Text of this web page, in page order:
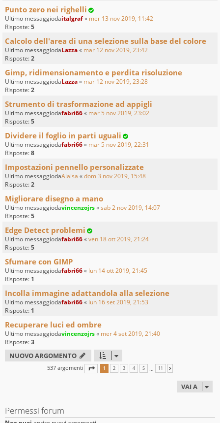
Punto zero nei righelli
Ultimo messaggiodaitalgraf« mer 13 nov 2019, 11:42
Risposte:5
Calcolo dell'area di una selezione sulla base del colore
Ultimo messaggiodaLazza« mar 12 nov 2019, 23:42
Risposte:2
Gimp, ridimensionamento e perdita risoluzione
Ultimo messaggiodaLazza« mar 12 nov 2019, 23:28
Risposte:2
Strumento di trasformazione ad appigli
Ultimo messaggiodafabri66« mar 5 nov 2019, 23:02
Risposte:5
Dividere il foglio in parti uguali
Ultimo messaggiodafabri66« mar 5 nov 2019, 22:31
Risposte:8
Impostazioni pennello personalizzate
Ultimo messaggiodaAlaisa «dom 3 nov 2019, 15:48
Risposte:2
Migliorare disegno a mano
Ultimo messaggiodavincenzojrs«sab 2 nov 2019, 14:07
Risposte:5
Edge Detect problemi
Ultimo messaggiodafabri66«ven 18 ott 2019, 21:24
Risposte:5
Sfumare con GIMP
Ultimo messaggiodafabri66« lun 14 ott 2019, 21:45
Risposte: 1
Incolla immagine adattandola alla selezione
Ultimo messaggiodafabri66« lun 16 set 2019, 21:53
Risposte: 1
Recuperare luci ed ombre
Ultimo messaggiodavincenzojrs« mer 4 set 2019, 21:40
Risposte:3
NUOVO ARGOMENTO
537 argomenti PAGINA 1DI 11
1 2 3 4 5 … 11
VAI A
Permessi forum